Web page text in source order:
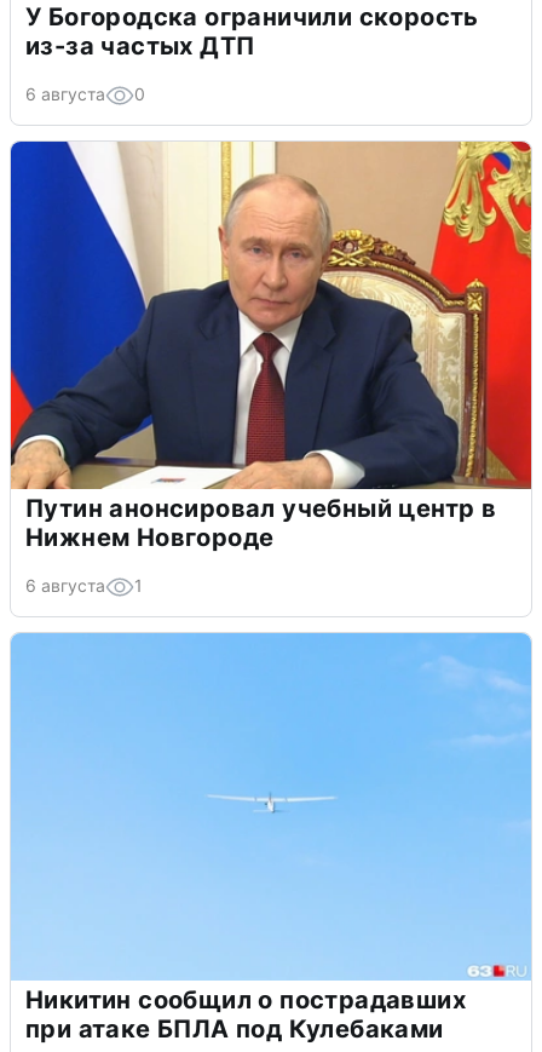
У Богородска ограничили скорость
из-за частых ДТП
6 августа 0
Путин анонсировал учебный центр в
Нижнем Новгороде
6 августа 1
Никитин сообщил о пострадавших
при атаке БПЛА под Кулебаками